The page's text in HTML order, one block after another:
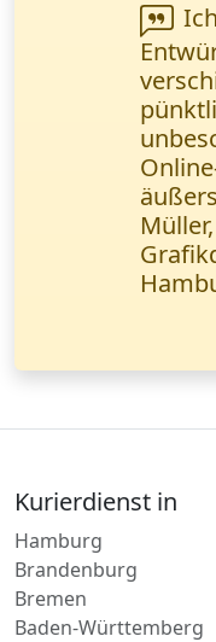
hat
Büro
Bremen
Baden-Württemberg
Österreich
Sachsen
Italien